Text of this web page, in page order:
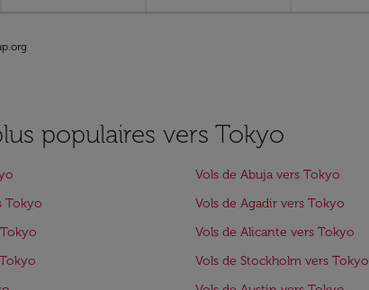
populaires vers Tokyo
Vols de Abuja vers Tokyo
Tokyo
Vols de Agadir vers Tokyo
Vols de Alicante vers Tokyo
Vols de Stockholm vers Tokyo